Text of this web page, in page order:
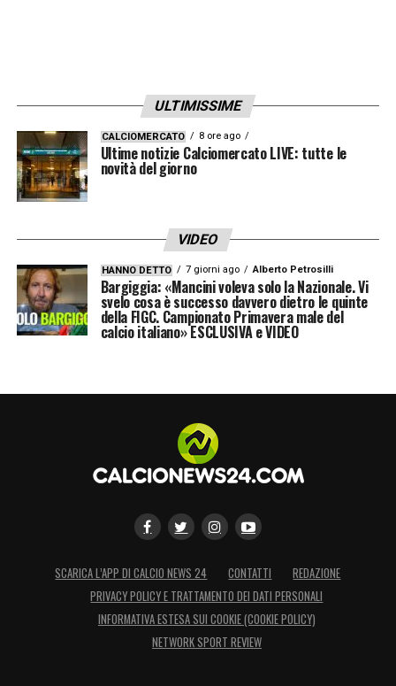
ULTIMISSIME
CALCIOMERCATO 8 ore ago
Ultime notizie Calciomercato LIVE: tutte le
novità del giorno
VIDEO
HANNO DETTO 7 giorni ago Alberto Petrosilli
Bargiggia: «Mancini voleva solo la Nazionale. Vi
svelo cosa è successo davvero dietro le quinte
della FIGC. Campionato Primavera male del
calcio italiano» ESCLUSIVA e VIDEO
SCARICA L’APP DI CALCIO NEWS 24 CONTATTI
REDAZIONE
PRIVACY POLICY E TRATTAMENTO DEI DATI PERSONALI
INFORMATIVA ESTESA SUI COOKIE (COOKIE POLICY)
NETWORK SPORT REVIEW